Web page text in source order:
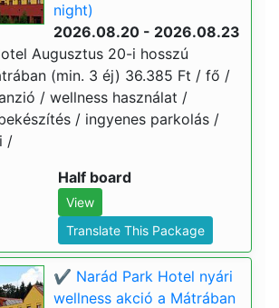
night)
2026.08.20 - 2026.08.23
Augusztus 20-i hosszú
(min. 3 éj) 36.385 Ft / fő /
/ wellness használat /
/ ingyenes parkolás /
/
Half board
View
Translate This Package
✔️ Narád Park Hotel nyári
wellness akció a Mátrában